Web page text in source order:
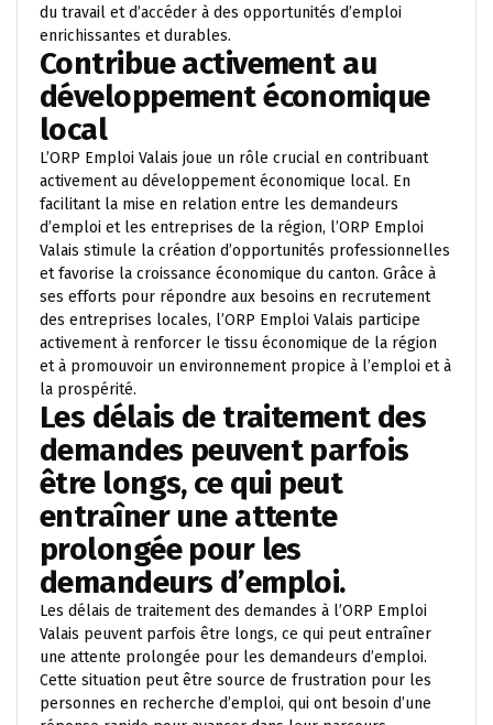
du travail et d’accéder à des opportunités d’emploi
enrichissantes et durables.
Contribue activement au
développement économique
local
L’ORP Emploi Valais joue un rôle crucial en contribuant
activement au développement économique local. En
facilitant la mise en relation entre les demandeurs
d’emploi et les entreprises de la région, l’ORP Emploi
Valais stimule la création d’opportunités professionnelles
et favorise la croissance économique du canton. Grâce à
ses efforts pour répondre aux besoins en recrutement
des entreprises locales, l’ORP Emploi Valais participe
activement à renforcer le tissu économique de la région
et à promouvoir un environnement propice à l’emploi et à
la prospérité.
Les délais de traitement des
demandes peuvent parfois
être longs, ce qui peut
entraîner une attente
prolongée pour les
demandeurs d’emploi.
Les délais de traitement des demandes à l’ORP Emploi
Valais peuvent parfois être longs, ce qui peut entraîner
une attente prolongée pour les demandeurs d’emploi.
Cette situation peut être source de frustration pour les
personnes en recherche d’emploi, qui ont besoin d’une